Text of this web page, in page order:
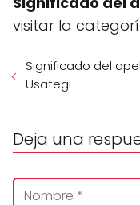
visitar la
Significado del
Usategi
Deja una